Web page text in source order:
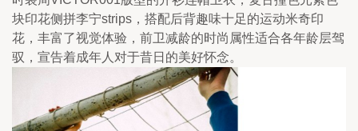
块印花侧拼李宁strips，搭配后背趣味十足的运动米奇印
花，丰富了视觉体验，前卫减龄的时尚属性适合各年龄层驾
驭，宣告着成年人对于昔日的美好怀念。